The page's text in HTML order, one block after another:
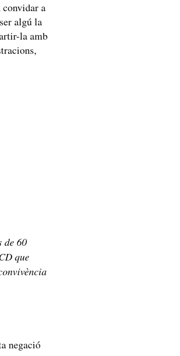
a
algú la
la amb
de 60
que
negació